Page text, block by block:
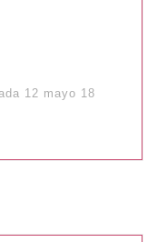
12 mayo 18